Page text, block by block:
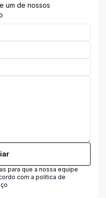
um de nossos
para que a nossa equipe
com a política de